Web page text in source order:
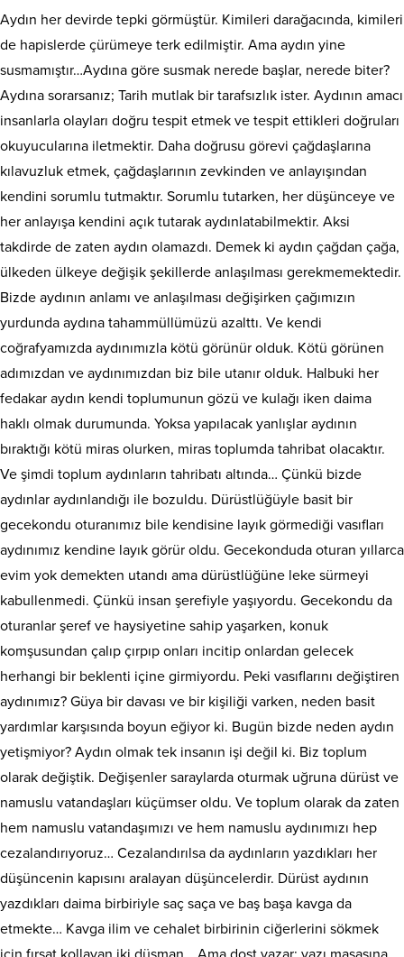
Aydın her devirde tepki görmüştür. Kimileri darağacında, kimileri
de hapislerde çürümeye terk edilmiştir. Ama aydın yine
susmamıştır…Aydına göre susmak nerede başlar, nerede biter?
Aydına sorarsanız; Tarih mutlak bir tarafsızlık ister. Aydının amacı
insanlarla olayları doğru tespit etmek ve tespit ettikleri doğruları
okuyucularına iletmektir. Daha doğrusu görevi çağdaşlarına
kılavuzluk etmek, çağdaşlarının zevkinden ve anlayışından
kendini sorumlu tutmaktır. Sorumlu tutarken, her düşünceye ve
her anlayışa kendini açık tutarak aydınlatabilmektir. Aksi
takdirde de zaten aydın olamazdı. Demek ki aydın çağdan çağa,
ülkeden ülkeye değişik şekillerde anlaşılması gerekmemektedir.
Bizde aydının anlamı ve anlaşılması değişirken çağımızın
yurdunda aydına tahammüllümüzü azalttı. Ve kendi
coğrafyamızda aydınımızla kötü görünür olduk. Kötü görünen
adımızdan ve aydınımızdan biz bile utanır olduk. Halbuki her
fedakar aydın kendi toplumunun gözü ve kulağı iken daima
haklı olmak durumunda. Yoksa yapılacak yanlışlar aydının
bıraktığı kötü miras olurken, miras toplumda tahribat olacaktır.
Ve şimdi toplum aydınların tahribatı altında… Çünkü bizde
aydınlar aydınlandığı ile bozuldu. Dürüstlüğüyle basit bir
gecekondu oturanımız bile kendisine layık görmediği vasıfları
aydınımız kendine layık görür oldu. Gecekonduda oturan yıllarca
evim yok demekten utandı ama dürüstlüğüne leke sürmeyi
kabullenmedi. Çünkü insan şerefiyle yaşıyordu. Gecekondu da
oturanlar şeref ve haysiyetine sahip yaşarken, konuk
komşusundan çalıp çırpıp onları incitip onlardan gelecek
herhangi bir beklenti içine girmiyordu. Peki vasıflarını değiştiren
aydınımız? Güya bir davası ve bir kişiliği varken, neden basit
yardımlar karşısında boyun eğiyor ki. Bugün bizde neden aydın
yetişmiyor? Aydın olmak tek insanın işi değil ki. Biz toplum
olarak değiştik. Değişenler saraylarda oturmak uğruna dürüst ve
namuslu vatandaşları küçümser oldu. Ve toplum olarak da zaten
hem namuslu vatandaşımızı ve hem namuslu aydınımızı hep
cezalandırıyoruz… Cezalandırılsa da aydınların yazdıkları her
düşüncenin kapısını aralayan düşüncelerdir. Dürüst aydının
yazdıkları daima birbiriyle saç saça ve baş başa kavga da
etmekte… Kavga ilim ve cehalet birbirinin ciğerlerini sökmek